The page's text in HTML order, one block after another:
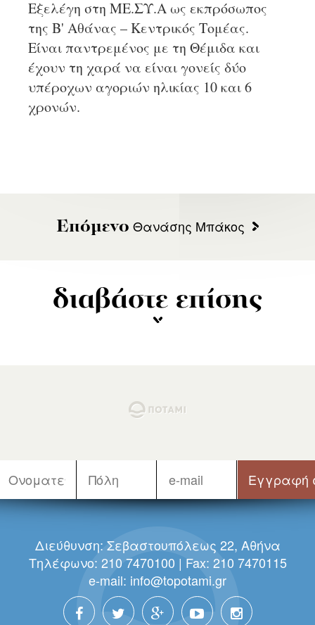
Εξελέγη στη ΜΕ.ΣΥ.Α ως εκπρόσωπος
της Β' Αθάνας – Κεντρικός Τομέας.
Είναι παντρεμένος με τη Θέμιδα και
έχουν τη χαρά να είναι γονείς δύο
υπέροχων αγοριών ηλικίας 10 και 6
χρονών.
Επόμενο Θανάσης Μπάκος
διαβάστε επίσης
Διεύθυνση: Σεβαστουπόλεως 22, Αθήνα
Τηλέφωνο: 210 7470100 | Fax: 210 7470115
e-mail: info@topotami.gr